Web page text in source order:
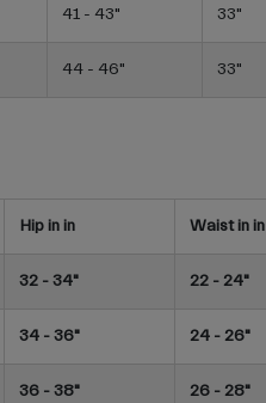
41 - 43" 33"
44 - 46" 33"
Hip in in Waist in in
32 - 34" 22 - 24"
34 - 36" 24 - 26"
36 - 38" 26 - 28"